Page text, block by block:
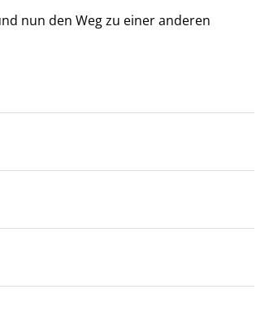
nun den Weg zu einer anderen